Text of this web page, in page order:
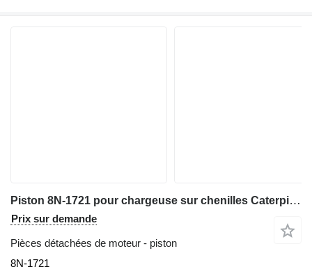
Piston 8N-1721 pour chargeuse sur chenilles Caterpillar 963
Prix sur demande
Pièces détachées de moteur - piston
8N-1721